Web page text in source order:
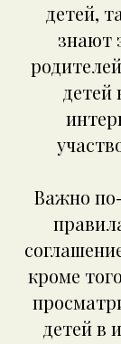
детей,
знают
детей
Важно
кроме
детей в